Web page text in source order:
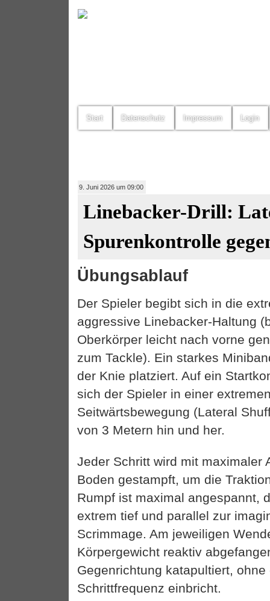
Start Datenschutz Impressum Login
9. Juni 2026 um 09:00
Linebacker-Drill:
Spurenkontrolle
Übungsablauf
Der Spieler begibt sich in die
aggressive Linebacker-Haltung
Oberkörper leicht nach vorne
zum Tackle). Ein starkes
der Knie platziert. Auf ein
sich der Spieler in einer
Seitwärtsbewegung (Lateral
von 3 Metern hin und her.
Jeder Schritt wird mit maximaler
Boden gestampft, um die
Rumpf ist maximal angespannt,
extrem tief und parallel zur
Scrimmage. Am jeweiligen
Körpergewicht reaktiv
Gegenrichtung katapultiert, ohne
Schrittfrequenz einbricht.